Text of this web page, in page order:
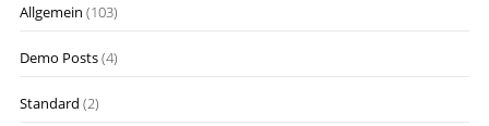
Allgemein (103)
Demo Posts(4)
Standard (2)